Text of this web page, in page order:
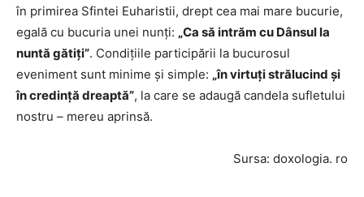
în primirea Sfintei Euharistii, drept cea mai mare bucurie,
egală cu bucuria unei nunţi: „Ca să intrăm cu Dânsul la
nuntă gătiţi”. Condiţiile participării la bucurosul
eveniment sunt minime şi simple: „în virtuţi strălucind şi
în credinţă dreaptă”, la care se adaugă candela sufletului
nostru – mereu aprinsă.
Sursa: doxologia. ro